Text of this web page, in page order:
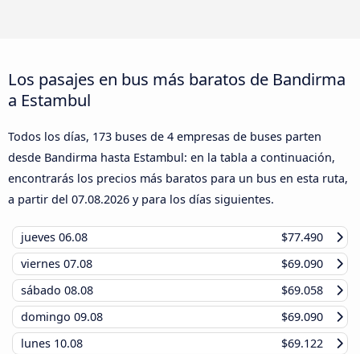
Los pasajes en bus más baratos de Bandirma
a Estambul
Todos los días, 173 buses de 4 empresas de buses parten
desde Bandirma hasta Estambul: en la tabla a continuación,
encontrarás los precios más baratos para un bus en esta ruta,
a partir del 07.08.2026 y para los días siguientes.
jueves 06.08
$77.490
viernes 07.08
$69.090
sábado 08.08
$69.058
domingo 09.08
$69.090
lunes 10.08
$69.122